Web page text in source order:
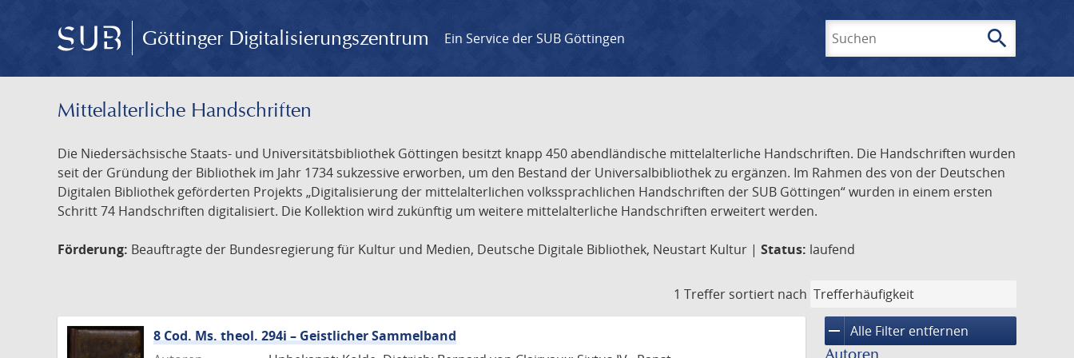
Göttinger Digitalisierungszentrum Ein Service der SUB Göttingen search
Mittelalterliche Handschriften
Die Niedersächsische Staats- und Universitätsbibliothek Göttingen besitzt knapp 450 abendländische mittelalterliche Handschriften. Die Handschriften wurden
seit der Gründung der Bibliothek im Jahr 1734 sukzessive erworben, um den Bestand der Universalbibliothek zu ergänzen. Im Rahmen des von der Deutschen
Digitalen Bibliothek geförderten Projekts „Digitalisierung der mittelalterlichen volkssprachlichen Handschriften der SUB Göttingen“ wurden in einem ersten
Schritt 74 Handschriften digitalisiert. Die Kollektion wird zukünftig um weitere mittelalterliche Handschriften erweitert werden.
Förderung: Beauftragte der Bundesregierung für Kultur und Medien, Deutsche Digitale Bibliothek, Neustart Kultur | Status: laufend
1 Treffer sortiert nach
remove Alle Filter entfernen
8 Cod. Ms. theol. 294i – Geistlicher Sammelband